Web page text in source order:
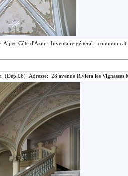
Alpes-Côte d'Azur - Inventaire général -
(Dép.06) Adresse: 28 avenue Riviera les